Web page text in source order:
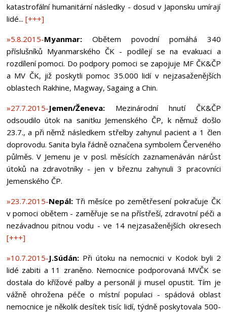
katastrofální humanitární následky - dosud v Japonsku umírají
lidé... [+++]
»5.8.2015-Myanmar: Obětem povodní pomáhá 340
příslušníků Myanmarského ČK - podílejí se na evakuaci a
rozdílení pomoci. Do podpory pomoci se zapojuje MF ČK&ČP
a MV ČK, již poskytli pomoc 35.000 lidí v nejzasaženějších
oblastech Rakhine, Magway, Sagaing a Chin.
»27.7.2015-Jemen/Ženeva: Mezinárodní hnutí ČK&ČP
odsoudilo útok na sanitku Jemenského ČP, k němuž došlo
23.7., a při němž následkem střelby zahynul pacient a 1 člen
doprovodu. Sanita byla řádně označena symbolem Červeného
půlměs. V Jemenu je v posl. měsících zaznamenáván nárůst
útoků na zdravotníky - jen v březnu zahynuli 3 pracovníci
Jemenského ČP.
»23.7.2015-Nepál: Tři měsíce po zemětřesení pokračuje ČK
v pomoci obětem - zaměřuje se na přístřeší, zdravotní péči a
nezávadnou pitnou vodu - ve 14 nejzasaženějších okresech
[+++]
»10.7.2015-J.Súdán: Při útoku na nemocnici v Kodok byli 2
lidé zabiti a 11 zraněno. Nemocnice podporovaná MVČK se
dostala do křížové palby a personál ji musel opustit. Tím je
vážně ohrožena péče o místní populaci - spádová oblast
nemocnice je několik desítek tisíc lidí, týdně poskytovala 500-